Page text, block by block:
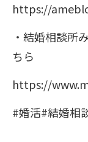
https://
・結婚相談所
ちら
https://
#婚活#結婚相